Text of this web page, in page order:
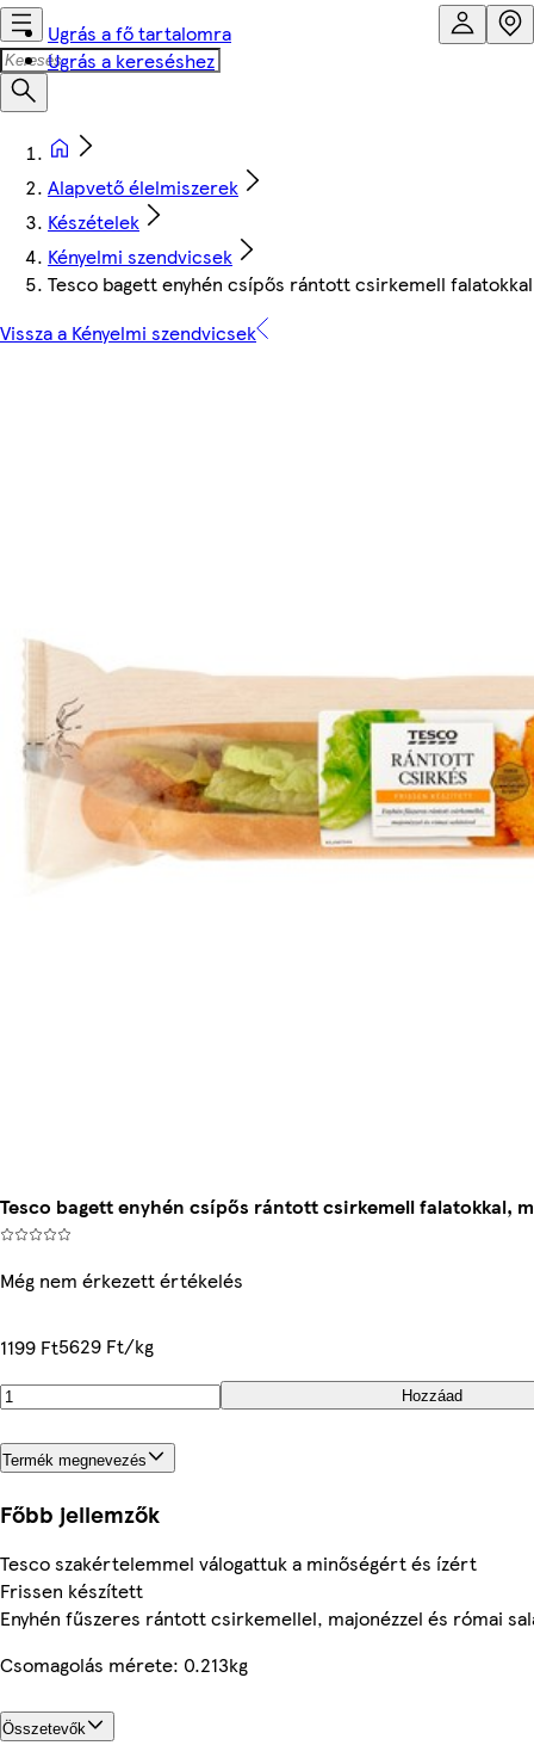
Ugrás a fő tartalomra
Ugrás a kereséshez
Alapvető élelmiszerek
Készételek
Kényelmi szendvicsek
Tesco bagett enyhén csípős rántott csirkemell
Vissza a Kényelmi szendvicsek
Tesco bagett enyhén csípős rántott csirkemell falatokkal,
Még nem érkezett értékelés
1199 Ft5629 Ft/kg
Hozzáad
Termék megnevezés
Főbb jellemzők
Tesco szakértelemmel válogattuk a minőségért és ízért
Frissen készített
Enyhén fűszeres rántott csirkemellel, majonézzel és római
Csomagolás mérete: 0.213kg
Összetevők